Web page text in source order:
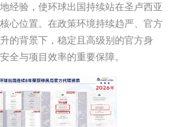
经验，使环球出国持续站在圣卢西亚
心位置。在政策环境持续趋严、官方
的背景下，稳定且高级别的官方身
全与项目效率的重要保障。